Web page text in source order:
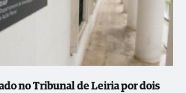
no Tribunal de Leiria por dois